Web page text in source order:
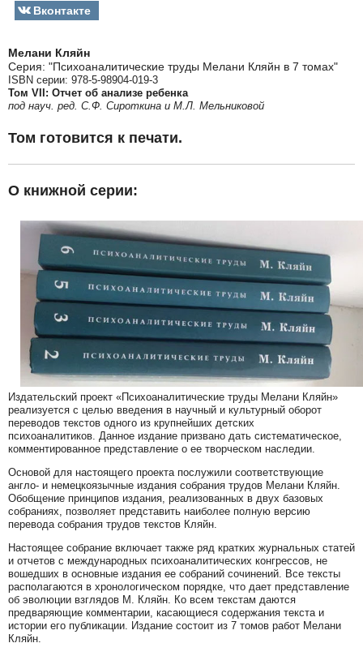
Вконтакте
Мелани Кляйн
Серия: "Психоаналитические труды Мелани Кляйн в 7 томах"
ISBN серии: 978-5-98904-019-3
Том VII: Отчет об анализе ребенка
под науч. ред. С.Ф. Сироткина и М.Л. Мельниковой
Том готовится к печати.
О книжной серии:
Издательский проект «Психоаналитические труды Мелани Кляйн»
реализуется с целью введения в научный и культурный оборот
переводов текстов одного из крупнейших детских
психоаналитиков. Данное издание призвано дать систематическое,
комментированное представление о ее творческом наследии.
Основой для настоящего проекта послужили соответствующие
англо- и немецкоязычные издания собрания трудов Мелани Кляйн.
Обобщение принципов издания, реализованных в двух базовых
собраниях, позволяет представить наиболее полную версию
перевода собрания трудов текстов Кляйн.
Настоящее собрание включает также ряд кратких журнальных статей
и отчетов с международных психоаналитических конгрессов, не
вошедших в основные издания ее собраний сочинений. Все тексты
располагаются в хронологическом порядке, что дает представление
об эволюции взглядов М. Кляйн. Ко всем текстам даются
предваряющие комментарии, касающиеся содержания текста и
истории его публикации. Издание состоит из 7 томов работ Мелани
Кляйн.